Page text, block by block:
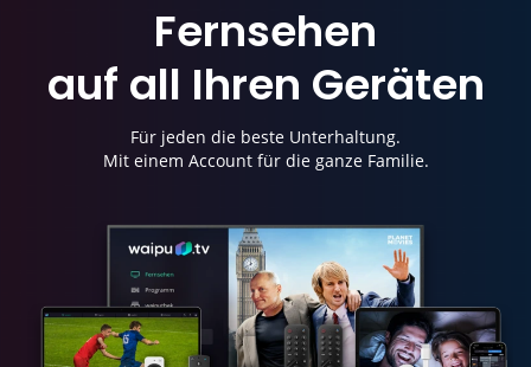
Fernsehen
auf all Ihren Geräten
Für jeden die beste Unterhaltung.
Mit einem Account für die ganze Familie.